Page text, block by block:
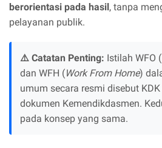
berorientasi pada hasil, tanpa
pelayanan publik.
⚠️ Catatan Penting: Istilah WFO (
dan WFH (Work From Home)
umum secara resmi disebut
dokumen Kemendikdasmen.
pada konsep yang sama.